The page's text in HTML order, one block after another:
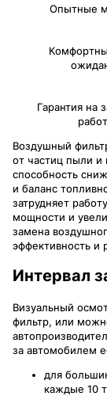
Опытные
Гарантия на
Воздушный
от частиц пыли
способность
и баланс
затрудняет
мощности и
замена
эффективность и
Интервал
Визуальный
фильтр, или
за автомобилем
для
каждые 10